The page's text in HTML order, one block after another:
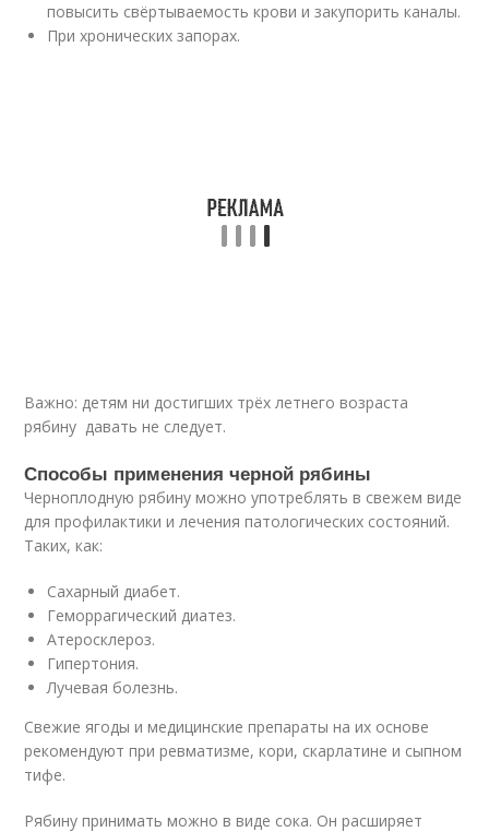
повысить свёртываемость крови и закупорить каналы.
При хронических запорах.
Важно: детям ни достигших трёх летнего возраста
рябину давать не следует.
Способы применения черной рябины
Черноплодную рябину можно употреблять в свежем виде
для профилактики и лечения патологических состояний.
Таких, как:
Сахарный диабет.
Геморрагический диатез.
Атеросклероз.
Гипертония.
Лучевая болезнь.
Свежие ягоды и медицинские препараты на их основе
рекомендуют при ревматизме, кори, скарлатине и сыпном
тифе.
Рябину принимать можно в виде сока. Он расширяет